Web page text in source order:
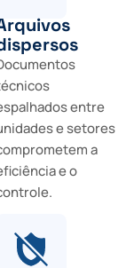
entre
e setores
a
e o